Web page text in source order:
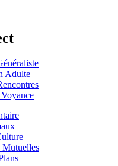
Adulte
Mutuelles